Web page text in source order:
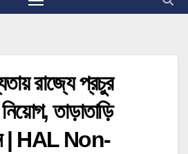
রাজ্যে প্রচুর
নিয়োগ, তাড়াতাড়ি
| HAL Non-